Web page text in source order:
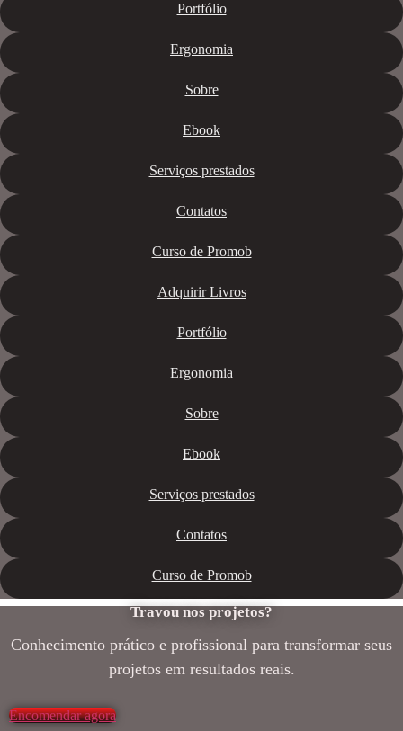
Portfólio
Ergonomia
Sobre
Ebook
Serviços prestados
Contatos
Curso de Promob
Adquirir Livros
Portfólio
Ergonomia
Sobre
Ebook
Serviços prestados
Contatos
Curso de Promob
Travou nos projetos?
Conhecimento prático e profissional para transformar seus
projetos em resultados reais.
Encomendar agora